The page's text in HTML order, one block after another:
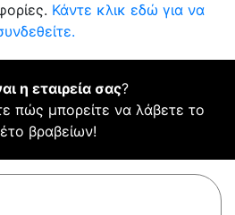
Κάντε κλικ εδώ για να
η εταιρεία σας?
πώς μπορείτε να λάβετε το
βραβείων!